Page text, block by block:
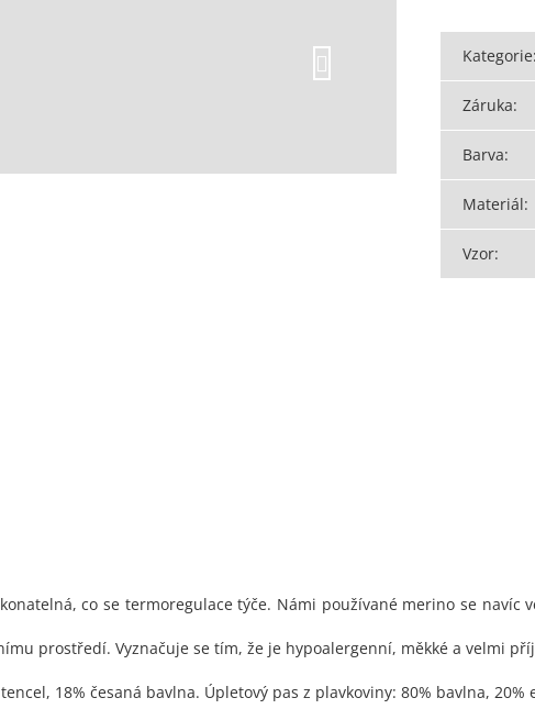
Kategorie:
Záruka:
Barva:
Materiál:
Vzor:
co se termoregulace týče. Námi používané merino se navíc
prostředí. Vyznačuje se tím, že je hypoalergenní, měkké a velmi
18% česaná bavlna. Úpletový pas z plavkoviny: 80% bavlna, 20%